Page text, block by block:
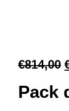
€814,00
Pack